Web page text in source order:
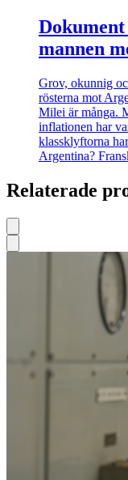
mannen
Grov, okunnig
rösterna mot
Milei är många.
inflationen har
klassklyftorna
Argentina?
Relaterade